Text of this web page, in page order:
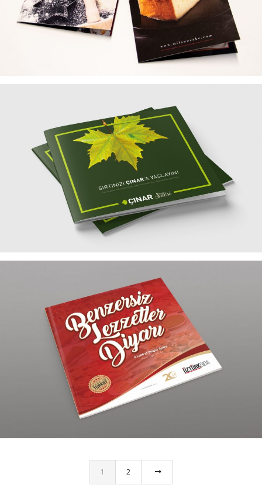
ÇINAR SITESI KATALOG TASARIMI
ÖZTÜRK GIDA KATALOG TASARIMI
1 2